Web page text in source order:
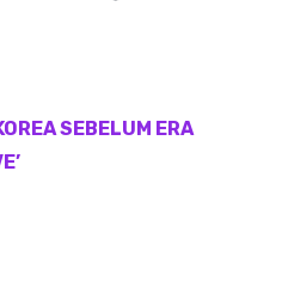
SEBELUM ERA